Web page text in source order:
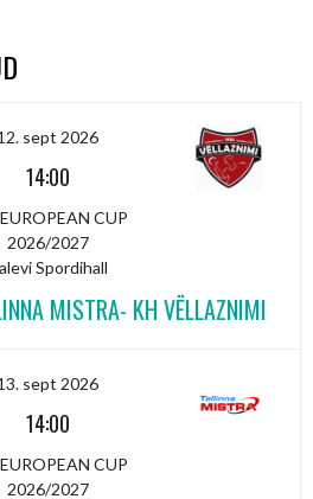
sept 2026
14:00
CUP
2026/2027
Spordihall
MISTRA- KH VËLLAZNIMI
sept 2026
14:00
CUP
2026/2027